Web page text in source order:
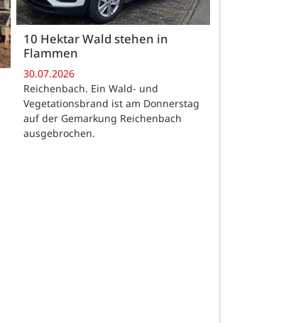
10 Hektar Wald stehen in
Flammen
30.07.2026
Reichenbach. Ein Wald- und
Vegetationsbrand ist am Donnerstag
auf der Gemarkung Reichenbach
ausgebrochen.